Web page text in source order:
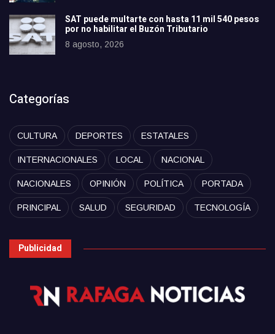
SAT puede multarte con hasta 11 mil 540 pesos
por no habilitar el Buzón Tributario
8 agosto, 2026
Categorías
CULTURA DEPORTES ESTATALES
INTERNACIONALES LOCAL NACIONAL
NACIONALES OPINIÓN POLÍTICA PORTADA
PRINCIPAL SALUD SEGURIDAD TECNOLOGÍA
Publicidad